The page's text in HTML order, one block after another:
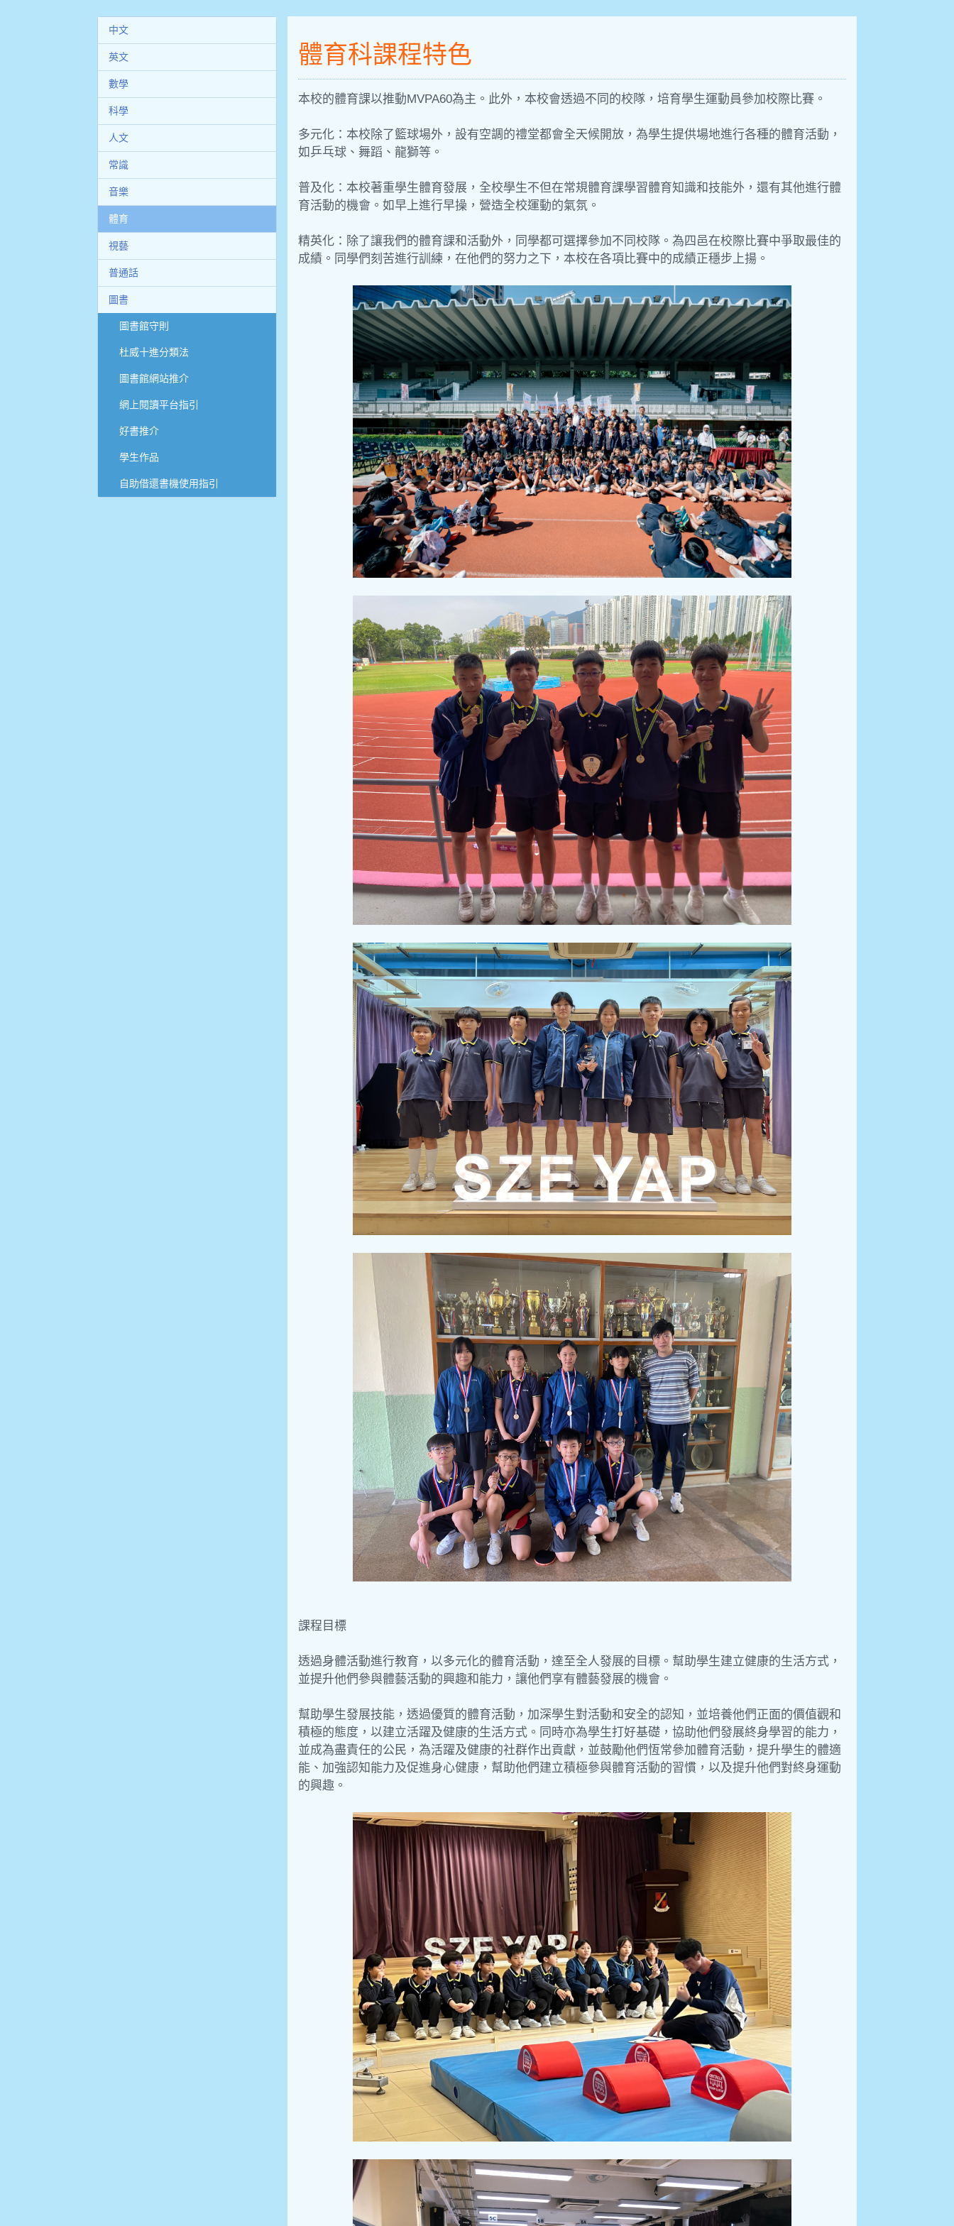
中文
英文
數學
科學
人文
常識
音樂
體育
視藝
普通話
圖書
圖書館守則
杜威十進分類法
圖書館網站推介
網上閱讀平台指引
好書推介
學生作品
自助借還書機使用指引
體育科課程特色
本校的體育課以推動MVPA60為主。此外，本校會透過不同的校隊，培育學生運動員參加校際比賽。
多元化：本校除了籃球場外，設有空調的禮堂都會全天候開放，為學生提供場地進行各種的體育活動，
如乒乓球、舞蹈、龍獅等。
普及化：本校著重學生體育發展，全校學生不但在常規體育課學習體育知識和技能外，還有其他進行體
育活動的機會。如早上進行早操，營造全校運動的氣氛。
精英化：除了讓我們的體育課和活動外，同學都可選擇參加不同校隊。為四邑在校際比賽中爭取最佳的
成績。同學們刻苦進行訓練，在他們的努力之下，本校在各項比賽中的成績正穩步上揚。
課程目標
透過身體活動進行教育，以多元化的體育活動，達至全人發展的目標。幫助學生建立健康的生活方式，
並提升他們參與體藝活動的興趣和能力，讓他們享有體藝發展的機會。
幫助學生發展技能，透過優質的體育活動，加深學生對活動和安全的認知，並培養他們正面的價值觀和
積極的態度，以建立活躍及健康的生活方式。同時亦為學生打好基礎，協助他們發展終身學習的能力，
並成為盡責任的公民，為活躍及健康的社群作出貢獻，並鼓勵他們恆常參加體育活動，提升學生的體適
能、加強認知能力及促進身心健康，幫助他們建立積極參與體育活動的習慣，以及提升他們對終身運動
的興趣。